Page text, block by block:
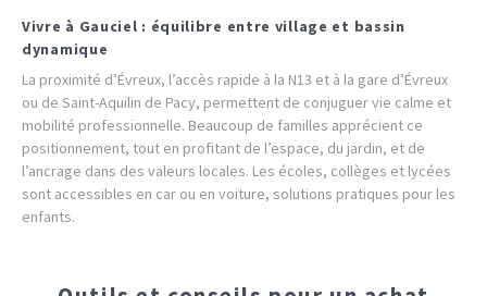
Vivre à Gauciel : équilibre entre village et bassin
dynamique
La proximité d’Évreux, l’accès rapide à la N13 et à la gare d’Évreux
ou de Saint-Aquilin de Pacy, permettent de conjuguer vie calme et
mobilité professionnelle. Beaucoup de familles apprécient ce
positionnement, tout en profitant de l’espace, du jardin, et de
l’ancrage dans des valeurs locales. Les écoles, collèges et lycées
sont accessibles en car ou en voiture, solutions pratiques pour les
enfants.